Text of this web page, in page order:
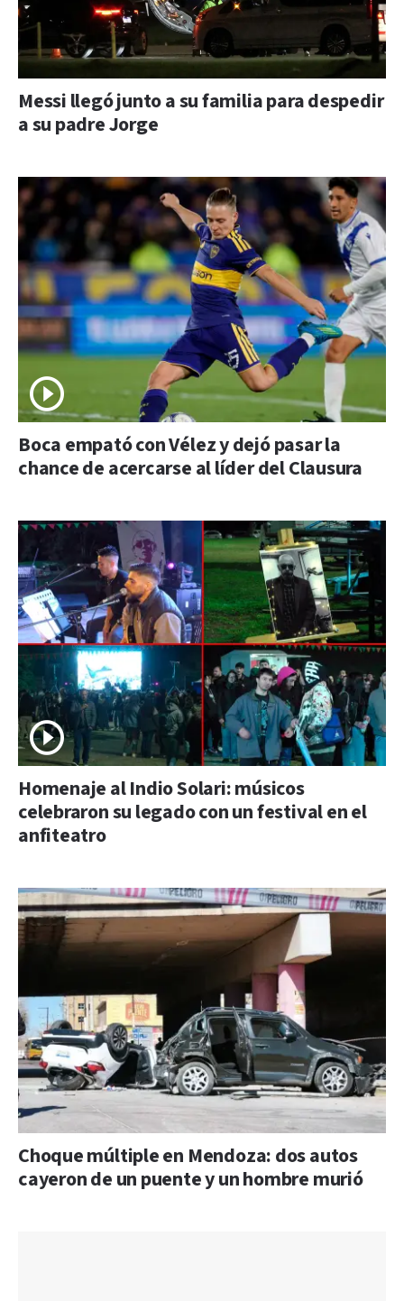
Messi llegó junto a su familia para despedir
a su padre Jorge
Boca empató con Vélez y dejó pasar la
chance de acercarse al líder del Clausura
Homenaje al Indio Solari: músicos
celebraron su legado con un festival en el
anfiteatro
Choque múltiple en Mendoza: dos autos
cayeron de un puente y un hombre murió